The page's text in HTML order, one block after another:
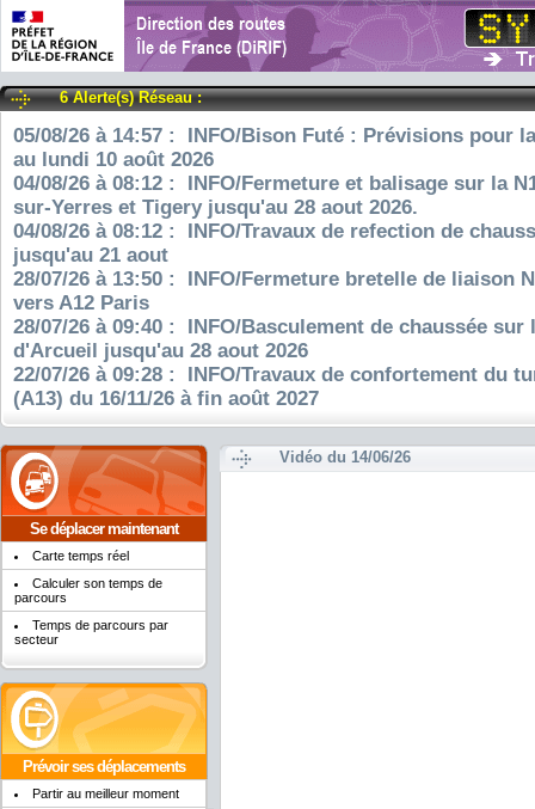
6 Alerte(s) Réseau :
05/08/26 à 14:57 : INFO/Bison Futé : Prévisions pour
au lundi 10 août 2026
04/08/26 à 08:12 : INFO/Fermeture et balisage sur la
sur-Yerres et Tigery jusqu'au 28 aout 2026.
04/08/26 à 08:12 : INFO/Travaux de refection de
jusqu'au 21 aout
28/07/26 à 13:50 : INFO/Fermeture bretelle de liaison
vers A12 Paris
28/07/26 à 09:40 : INFO/Basculement de chaussée sur
d'Arcueil jusqu'au 28 aout 2026
22/07/26 à 09:28 : INFO/Travaux de confortement du
(A13) du 16/11/26 à fin août 2027
Se déplacer maintenant
Carte temps réel
Calculer son temps de
parcours
Temps de parcours par
secteur
Prévoir ses déplacements
Partir au meilleur moment
Vidéo du 14/06/26